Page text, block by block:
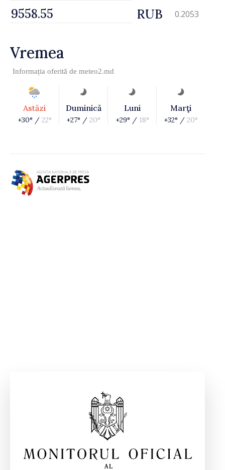
RUB 0.2053
Vremea
Informația oferită de meteo2.md
Astăzi
+30° / 22°
Duminică
+27° / 20°
Luni
+29° / 18°
Marţi
+32° / 20°